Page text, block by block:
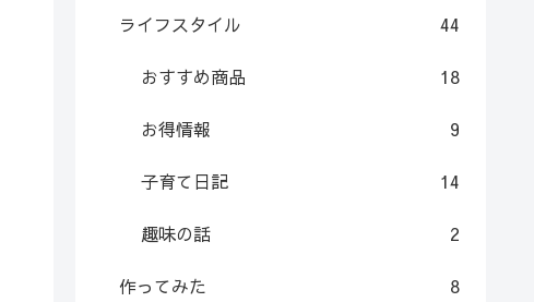
ライフスタイル 44
おすすめ商品 18
お得情報 9
子育て日記 14
趣味の話 2
作ってみた 8